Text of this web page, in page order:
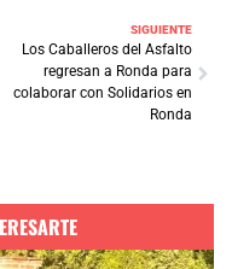
SIGUIENTE
Los Caballeros del Asfalto
regresan a Ronda para
colaborar con Solidarios en
Ronda